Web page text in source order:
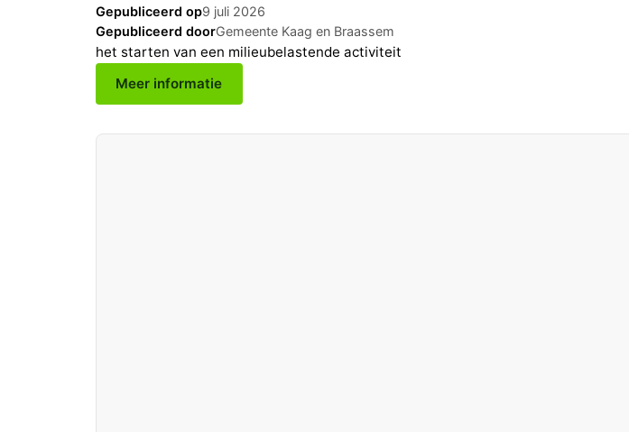
Gepubliceerd op9 juli 2026
Gepubliceerd doorGemeente Kaag en Braassem
het starten van een milieubelastende activiteit
Meer informatie